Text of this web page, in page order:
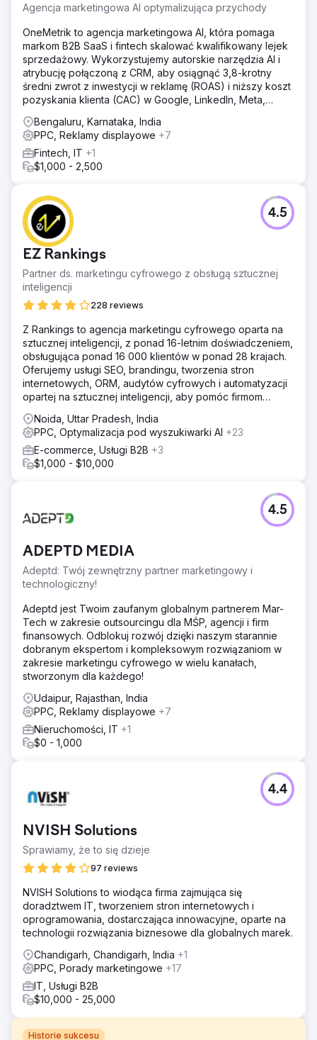
Agencja marketingowa AI optymalizująca przychody
OneMetrik to agencja marketingowa AI, która pomaga
markom B2B SaaS i fintech skalować kwalifikowany lejek
sprzedażowy. Wykorzystujemy autorskie narzędzia AI i
atrybucję połączoną z CRM, aby osiągnąć 3,8-krotny
średni zwrot z inwestycji w reklamę (ROAS) i niższy koszt
pozyskania klienta (CAC) w Google, LinkedIn, Meta,
Bengaluru, Karnataka, India
PPC, Reklamy displayowe +7
Fintech, IT +1
$1,000 - 2,500
EZ Rankings
Partner ds. marketingu cyfrowego z obsługą sztucznej
inteligencji
228 reviews
4.5
Z Rankings to agencja marketingu cyfrowego oparta na
sztucznej inteligencji, z ponad 16-letnim doświadczeniem,
obsługująca ponad 16 000 klientów w ponad 28 krajach.
Oferujemy usługi SEO, brandingu, tworzenia stron
internetowych, ORM, audytów cyfrowych i automatyzacji
opartej na sztucznej inteligencji, aby pomóc firmom
Noida, Uttar Pradesh, India
PPC, Optymalizacja pod wyszukiwarki AI +23
E-commerce, Usługi B2B +3
$1,000 - $10,000
ADEPTD MEDIA
Adeptd: Twój zewnętrzny partner marketingowy i
technologiczny!
4.5
Adeptd jest Twoim zaufanym globalnym partnerem Mar-
Tech w zakresie outsourcingu dla MŚP, agencji i firm
finansowych. Odblokuj rozwój dzięki naszym starannie
dobranym ekspertom i kompleksowym rozwiązaniom w
zakresie marketingu cyfrowego w wielu kanałach,
stworzonym dla każdego!
Udaipur, Rajasthan, India
PPC, Reklamy displayowe +7
Nieruchomości, IT +1
$0 - 1,000
NVISH Solutions
Sprawiamy, że to się dzieje
97 reviews
4.4
NVISH Solutions to wiodąca firma zajmująca się
doradztwem IT, tworzeniem stron internetowych i
oprogramowania, dostarczająca innowacyjne, oparte na
technologii rozwiązania biznesowe dla globalnych marek.
Chandigarh, Chandigarh, India +1
PPC, Porady marketingowe +17
IT, Usługi B2B
$10,000 - 25,000
Historie sukcesu